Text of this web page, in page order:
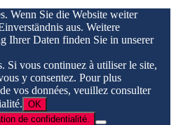
Wenn Sie die Website weiter
aus. Weitere
Ihrer Daten finden Sie in unserer
Si vous continuez à utiliser le site,
y consentez. Pour plus
vos données, veuillez consulter
OK
de confidentialité.